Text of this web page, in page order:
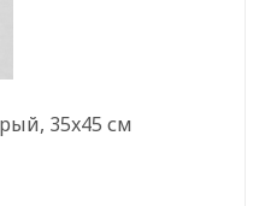
35x45 см